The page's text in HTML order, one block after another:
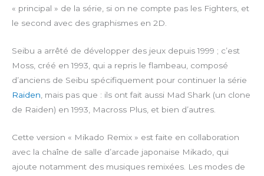
« principal » de la série, si on ne compte pas les Fighters, et
le second avec des graphismes en 2D.
Seibu a arrêté de développer des jeux depuis 1999 ; c’est
Moss, créé en 1993, qui a repris le flambeau, composé
d’anciens de Seibu spécifiquement pour continuer la série
Raiden, mais pas que : ils ont fait aussi Mad Shark (un clone
de Raiden) en 1993, Macross Plus, et bien d’autres.
Cette version « Mikado Remix » est faite en collaboration
avec la chaîne de salle d’arcade japonaise Mikado, qui
ajoute notamment des musiques remixées. Les modes de